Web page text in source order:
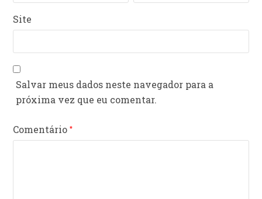
Site
Salvar meus dados neste navegador para a
próxima vez que eu comentar.
Comentário*